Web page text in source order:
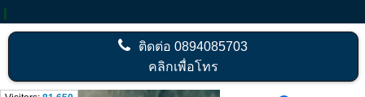
ติดต่อ0894085703
คลิกเพื่อโทร